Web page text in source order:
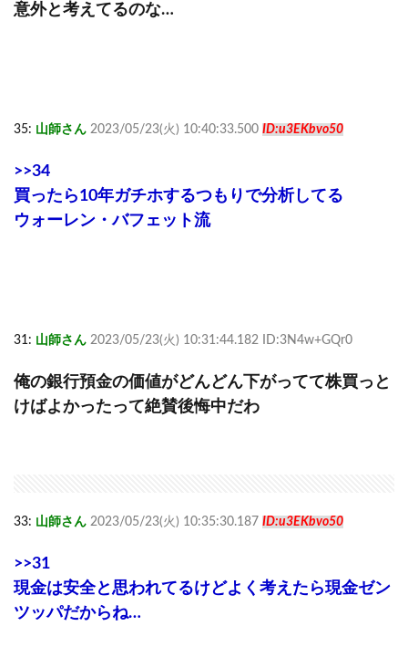
意外と考えてるのな…
35: 山師さん 2023/05/23(火) 10:40:33.500 ID:u3EKbvo50
>>34
買ったら10年ガチホするつもりで分析してる
ウォーレン・バフェット流
31: 山師さん 2023/05/23(火) 10:31:44.182 ID:3N4w+GQr0
俺の銀行預金の価値がどんどん下がってて株買っと
けばよかったって絶賛後悔中だわ
33: 山師さん 2023/05/23(火) 10:35:30.187 ID:u3EKbvo50
>>31
現金は安全と思われてるけどよく考えたら現金ゼン
ツッパだからね…